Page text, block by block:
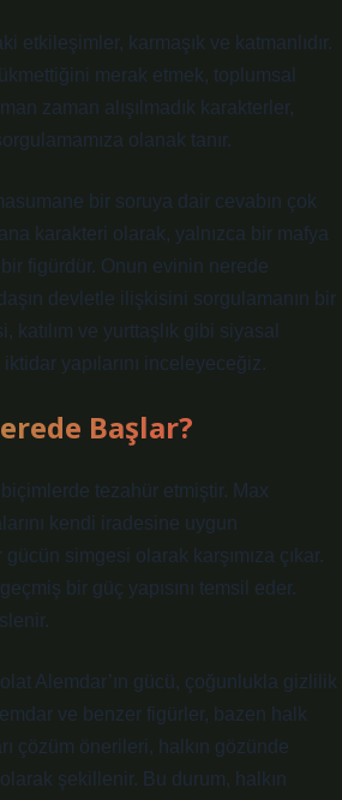
karmaşık ve katmanlıdır.
merak etmek, toplumsal
zaman alışılmadık karakterler,
olanak tanır.
bir soruya dair cevabın çok
karakteri olarak, yalnızca bir mafya
figürdür. Onun evinin nerede
devletle ilişkisini sorgulamanın bir
ve yurttaşlık gibi siyasal
yapılarını inceleyeceğiz.
Başlar?
tezahür etmiştir. Max
kendi iradesine uygun
simgesi olarak karşımıza çıkar.
bir güç yapısını temsil eder.
Alemdar’ın gücü, çoğunlukla gizlilik
ve benzer figürler, bazen halk
çözüm önerileri, halkın gözünde
şekillenir. Bu durum, halkın